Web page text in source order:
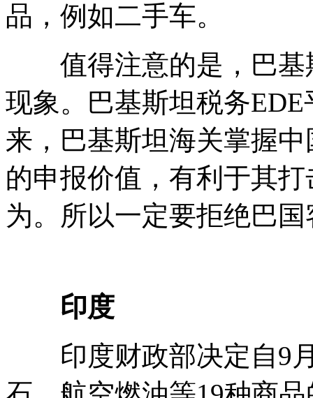
品，例如二手车。
值得注意的是，巴基
现象。巴基斯坦税务
来，巴基斯坦海关掌握
的申报价值，有利于其
为。所以一定要拒绝巴
印度
印度财政部决定自9月